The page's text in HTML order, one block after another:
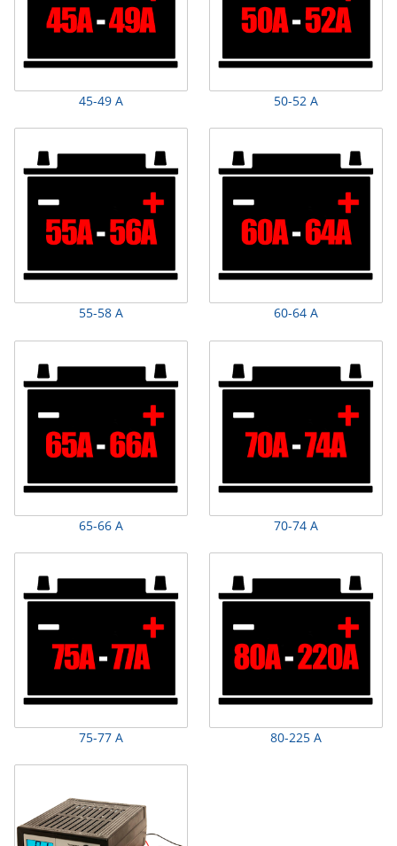
45-49 А 50-52 А
55-58 А 60-64 А
65-66 А 70-74 А
75-77 А 80-225 А